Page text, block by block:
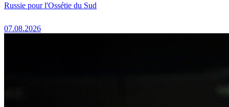
Russie pour l'Ossétie du Sud
07.08.2026